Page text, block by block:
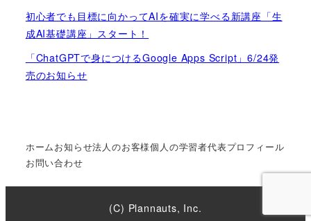
初心者でも目標に向かってAIを確実に学べる新講座「生
成AI基礎講座」スタート！
「ChatGPTで身につけるGoogle Apps Script」6/24発
売のお知らせ
ホームお知らせ法人のお客様個人の学習者代表プロフィール
お問い合わせ
(C) Plannauts, Inc.